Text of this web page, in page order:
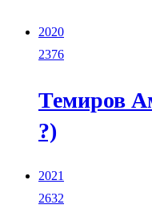
2020
2376
Темиров
?)
2021
2632